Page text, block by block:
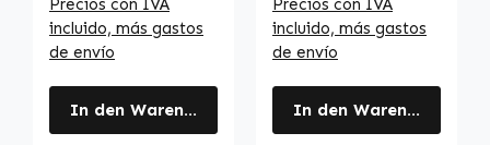
Vitalstoffe
Precios con IVA
incluido, más gastos
de envío
In den Warenkorb
Precios con IVA
incluido, más gastos
de envío
In den Warenkorb